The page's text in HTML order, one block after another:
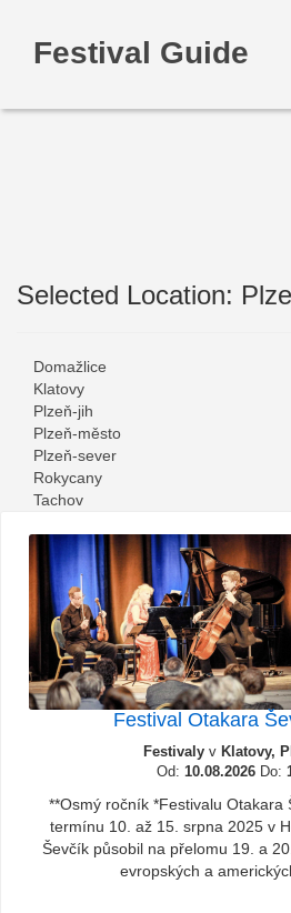
Festival Guide
deneme
Selected Location:
Domažlice
Klatovy
Plzeň-jih
Plzeň-město
Plzeň-sever
Rokycany
Tachov
Festival Otakara
Festivalyv Klatovy,
Od: 10.08.2026 Do:
**Osmý ročník *Festivalu Otakara
termínu 10. až 15. srpna 2025 v
Ševčík působil na přelomu 19. a
evropských a